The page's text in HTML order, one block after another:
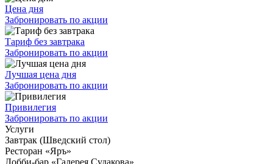
Цена дня
Забронировать по акции
Тариф без завтрака
Забронировать по акции
Лучшая цена дня
Забронировать по акции
Привилегия
Забронировать по акции
Услуги
Завтрак (Шведский стол)
Ресторан «Яръ»
Лобби-бар «Галерея Судакова»